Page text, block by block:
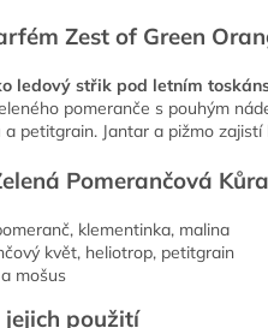
Zest of Green
ledový střik pod letním
pomeranče s pouhým
petitgrain. Jantar a pižmo
Pomerančová Kůra
klementinka, malina
květ, heliotrop, petitgrain
mošus
jejich použití